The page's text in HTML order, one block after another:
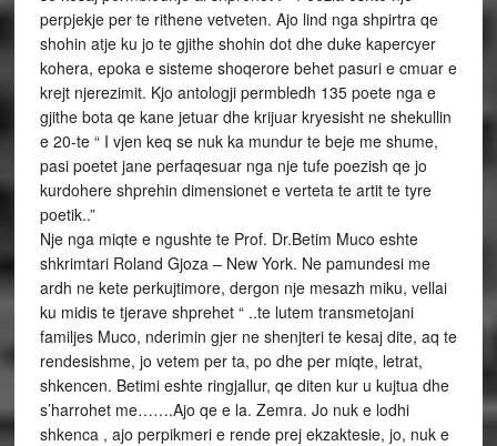
perpjekje per te rithene vetveten. Ajo lind nga shpirtra qe
shohin atje ku jo te gjithe shohin dot dhe duke kapercyer
kohera, epoka e sisteme shoqerore behet pasuri e cmuar e
krejt njerezimit. Kjo antologji permbledh 135 poete nga e
gjithe bota qe kane jetuar dhe krijuar kryesisht ne shekullin
e 20-te “ I vjen keq se nuk ka mundur te beje me shume,
pasi poetet jane perfaqesuar nga nje tufe poezish qe jo
kurdohere shprehin dimensionet e verteta te artit te tyre
poetik..”
Nje nga miqte e ngushte te Prof. Dr.Betim Muco eshte
shkrimtari Roland Gjoza – New York. Ne pamundesi me
ardh ne kete perkujtimore, dergon nje mesazh miku, vellai
ku midis te tjerave shprehet “ ..te lutem transmetojani
familjes Muco, nderimin gjer ne shenjteri te kesaj dite, aq te
rendesishme, jo vetem per ta, po dhe per miqte, letrat,
shkencen. Betimi eshte ringjallur, qe diten kur u kujtua dhe
s’harrohet me…….Ajo qe e la. Zemra. Jo nuk e lodhi
shkenca , ajo perpikmeri e rende prej ekzaktesie, jo, nuk e